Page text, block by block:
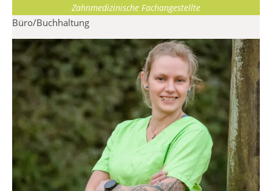
Zahnmedizinische Fachangestellte
Büro/Buchhaltung